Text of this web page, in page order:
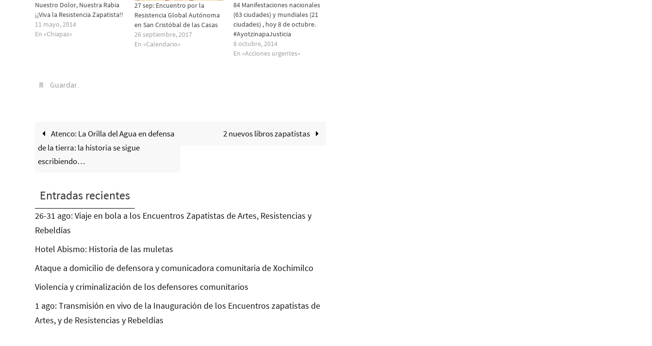
Nuestro Dolor, Nuestra Rabia
¡¡Viva la Resistencia Zapatista!!
11 mayo, 2014
En «Chiapas»
27 sep: Encuentro por la
Resistencia Global Autónoma
en San Cristóbal de las Casas
26 septiembre, 2017
En «Calendario»
84 Manifestaciones nacionales
(63 ciudades) y mundiales (21
ciudades) , hoy 8 de octubre.
#AyotzinapaJusticia
8 octubre, 2014
En «Acciones urgentes»
Guardar.
Atenco: La Orilla del Agua en defensa
de la tierra: la historia se sigue
escribiendo…
2 nuevos libros zapatistas
Entradas recientes
26-31 ago: Viaje en bola a los Encuentros Zapatistas de Artes, Resistencias y
Rebeldías
Hotel Abismo: Historia de las muletas
Ataque a domicilio de defensora y comunicadora comunitaria de Xochimilco
Violencia y criminalización de los defensores comunitarios
1 ago: Transmisión en vivo de la Inauguración de los Encuentros zapatistas de
Artes, y de Resistencias y Rebeldías